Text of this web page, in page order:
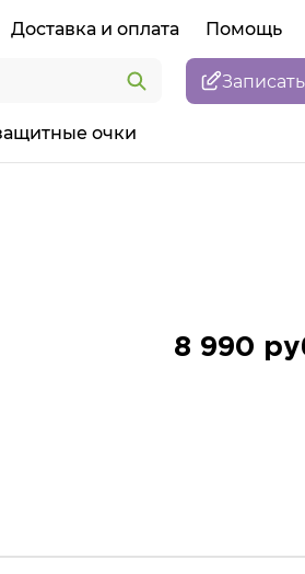
Доставка и оплата Помощь
очки
8 990